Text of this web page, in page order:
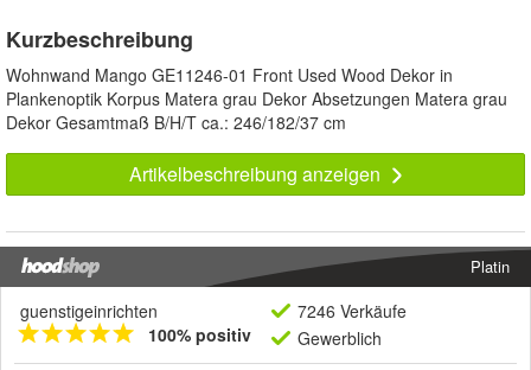
Kurzbeschreibung
Wohnwand Mango GE11246-01 Front Used Wood Dekor in
Plankenoptik Korpus Matera grau Dekor Absetzungen Matera grau
Dekor Gesamtmaß B/H/T ca.: 246/182/37 cm
Artikelbeschreibung anzeigen
Platin
guenstigeinrichten
100% positiv
7246 Verkäufe
Gewerblich